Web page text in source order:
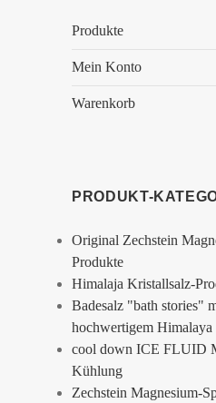
Produkte
Mein Konto
Warenkorb
PRODUKT-
Original Zechstein
Produkte
Himalaja Kristallsalz-
Badesalz "bath stories"
hochwertigem
cool down ICE FLUID
Kühlung
Zechstein Magnesium-